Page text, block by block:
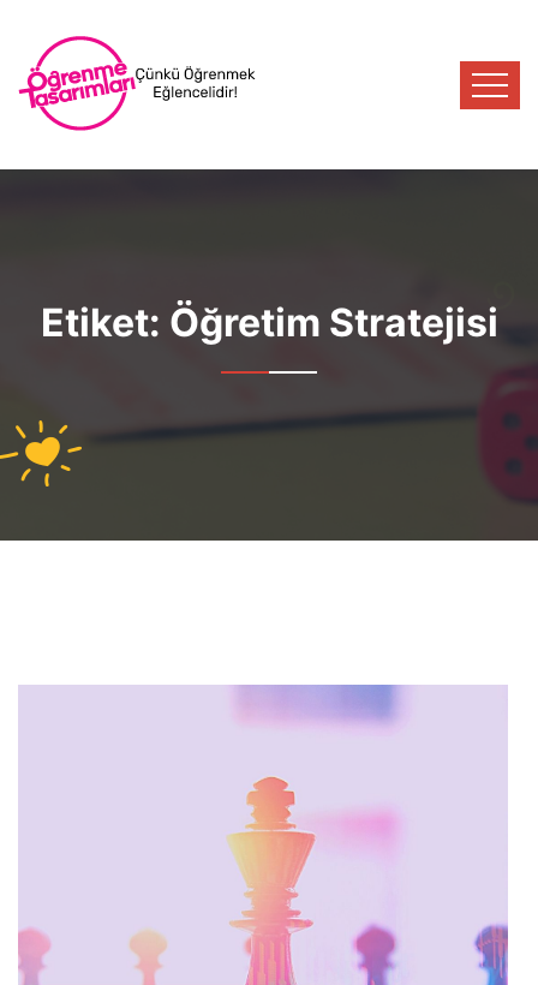
Etiket: Öğretim Stratejisi